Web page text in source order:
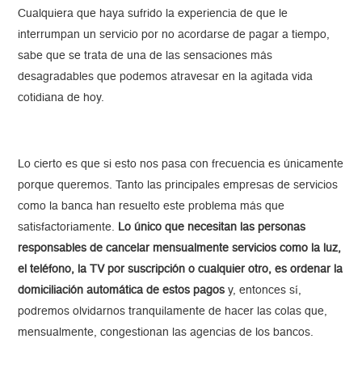
Cualquiera que haya sufrido la experiencia de que le
interrumpan un servicio por no acordarse de pagar a tiempo,
sabe que se trata de una de las sensaciones más
desagradables que podemos atravesar en la agitada vida
cotidiana de hoy.
Lo cierto es que si esto nos pasa con frecuencia es únicamente
porque queremos. Tanto las principales empresas de servicios
como la banca han resuelto este problema más que
satisfactoriamente. Lo único que necesitan las personas
responsables de cancelar mensualmente servicios como la luz,
el teléfono, la TV por suscripción o cualquier otro, es ordenar la
domiciliación automática de estos pagosy, entonces sí,
podremos olvidarnos tranquilamente de hacer las colas que,
mensualmente, congestionan las agencias de los bancos.